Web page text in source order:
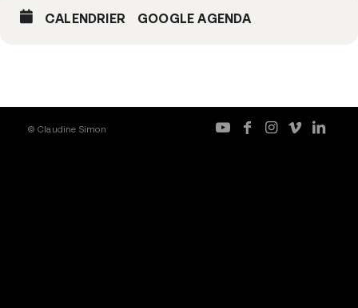
CALENDRIER GOOGLE AGENDA
© Claudine Simon